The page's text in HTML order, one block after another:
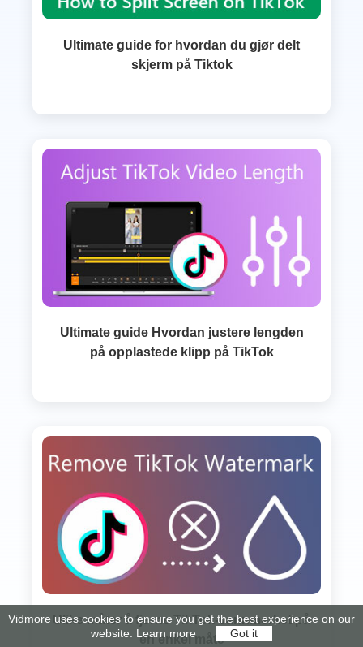
Ultimate guide for hvordan du gjør delt
skjerm på Tiktok
Ultimate guide Hvordan justere lengden
på opplastede klipp på TikTok
Ulike måter å fjerne TikTok-vannmerket på
en enkel måte
Vidmore uses cookies to ensure you get the best experience on our
website. Learn more Got it